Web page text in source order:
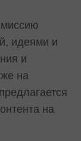
миссию
идеями и
и
на
на